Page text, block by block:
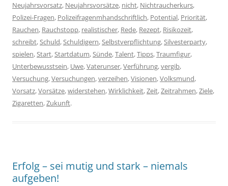
Neujahrsvorsatz, Neujahrsvorsätze, nicht, Nichtraucherkurs,
Polizei-Fragen, Polizeifragenmhandschriftlich, Potential, Priorität,
Rauchen, Rauchstopp, realistischer, Rede, Rezept, Risikozeit,
schreibt,Schuld,Schuldigern,Selbstverpflichtung,Silvesterparty,
spielen,Start,Startdatum,Sünde,Talent,Tipps,Traumfigur,
Unterbewusstsein, Uwe,Vaterunser,Verführung,vergib,
Versuchung,Versuchungen,verzeihen,Visionen,Volksmund,
Vorsatz,Vorsätze,widerstehen,Wirklichkeit,Zeit,Zeitrahmen,Ziele,
Zigaretten,Zukunft.
Erfolg – sei mutig und stark – niemals
aufgeben!